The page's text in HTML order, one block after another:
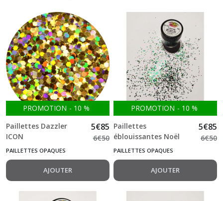
PROMOTION - 10 %
Paillettes Dazzler
ICON
5€85
6€50
PAILLETTES OPAQUES
AJOUTER
PROMOTION - 10 %
Paillettes
éblouissantes Noël
Yuletide Dazzler
5€85
6€50
PAILLETTES OPAQUES
AJOUTER